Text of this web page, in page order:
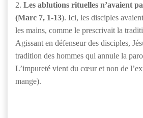
2. Les ablutions rituelles n’avaient
(Marc 7, 1-13). Ici, les disciples
les mains, comme le prescrivait la
Agissant en défenseur des disciples,
tradition des hommes qui annule la
L’impureté vient du cœur et non de
mange).